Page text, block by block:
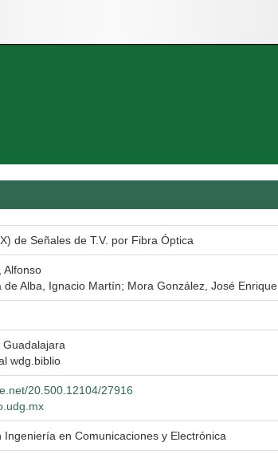
de Señales de T.V. por Fibra Óptica
Alfonso
de Alba, Ignacio Martín; Mora González, José Enrique
wdg.biblio
20.500.12104/27916
Ingeniería en Comunicaciones y Electrónica